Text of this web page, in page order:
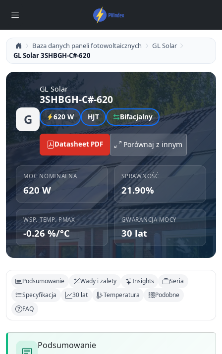
Baza danych paneli fotowoltaicznych
GL Solar
GL Solar 3SHBGH-C#-620
G
GL Solar
3SHBGH-C#-620
620 W HJT Bifacjalny
Datasheet PDF Porównaj z innym
MOC NOMINALNA
620 W
SPRAWNOŚĆ
21.90%
WSP. TEMP. PMAX
-0.26 %/°C
GWARANCJA MOCY
30 lat
Podsumowanie Wady i zalety Insights
Seria
Specyfikacja
30 lat Temperatura
Podobne
FAQ
Podsumowanie